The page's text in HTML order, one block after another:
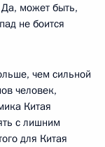
Да, может быть,
не боится
чем сильной
человек,
Китая
с лишним
для Китая